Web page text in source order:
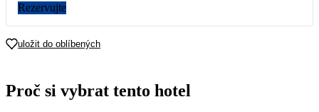
54 639
19
53 819
145 149 59 189 54 999
Rezervujte
uložit do oblíbených
Proč si vybrat tento hotel